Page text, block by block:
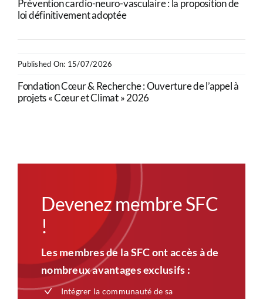
Prévention cardio-neuro-vasculaire : la proposition de
loi définitivement adoptée
Published On: 15/07/2026
Fondation Cœur & Recherche : Ouverture de l’appel à
projets « Cœur et Climat » 2026
Devenez membre SFC
!
Les membres de la SFC ont accès à de
nombreux avantages exclusifs :
Intégrer la communauté de sa